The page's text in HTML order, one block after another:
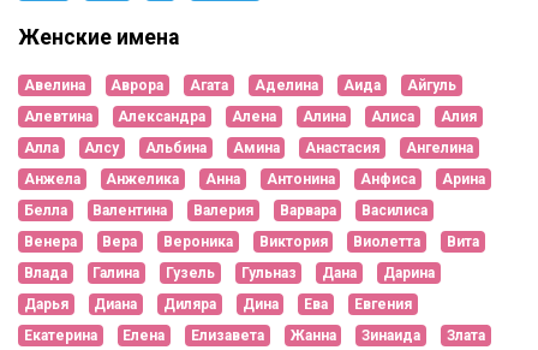
Женские имена
Авелина Аврора Агата Аделина Аида
Айгуль
Алевтина
Александра Алена Алина Алиса
Алия
Алла
Алсу Альбина Амина Анастасия
Ангелина
Анжела
Анжелика Анна Антонина Анфиса
Арина
Белла
Валентина Валерия Варвара
Василиса
Венера
Вера Вероника Виктория Виолетта
Вита
Влада
Галина Гузель Гульназ Дана
Дарина
Дарья
Диана Диляра Дина Ева
Евгения
Екатерина
Елена Елизавета Жанна Зинаида Злата